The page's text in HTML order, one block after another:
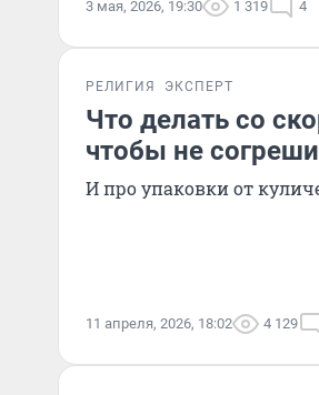
3 мая, 2026, 19:30 1 319 4
РЕЛИГИЯ ЭКСПЕРТ
Что делать со
чтобы не
И про упаковки от
11 апреля, 2026, 18:02 4 129